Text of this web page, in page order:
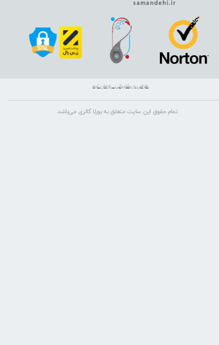
تمام حقوق این سایت متعلق به بورلا گالری می‌باشد.
طراحی و پشتیبانی : بارمان تیم